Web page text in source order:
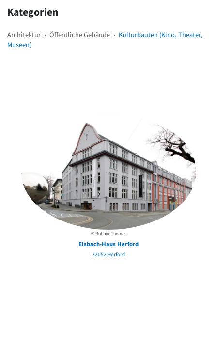
Kategorien
Architektur › Öffentliche Gebäude › Kulturbauten (Kino, Theater,
Museen)
© Robbin, Thomas
Elsbach-Haus Herford
32052 Herford